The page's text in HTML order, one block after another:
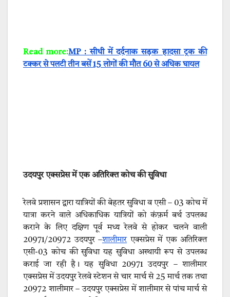
Read more:MP : सीधी में दर्दनाक सड़क हादसा ट्रक की
टक्कर से पलटी तीन बसें 15 लोगों की मौत 60 से अधिक घायल
उदयपुर एक्सप्रेस में एक अतिरिक्त कोच की सुविधा
रेलवे प्रशासन द्वारा यात्रियों की बेहतर सुविधा व एसी – 03 कोच में
यात्रा करने वाले अधिकाधिक यात्रियों को कंफ़र्म बर्थ उपलब्ध
कराने के लिए दक्षिण पूर्व मध्य रेलवे से होकर चलने वाली
20971/20972 उदयपुर –शालीमारएक्सप्रेस में एक अतिरिक्त
एसी-03 कोच की सुविधा यह सुविधा अस्थायी रूप से उपलब्ध
कराई जा रही है। यह सुविधा 20971 उदयपुर – शालीमार
एक्सप्रेस में उदयपुर रेलवे स्टेशन से चार मार्च से 25 मार्च तक तथा
20972 शालीमार – उदयपुर एक्सप्रेस में शालीमार से पांच मार्च से